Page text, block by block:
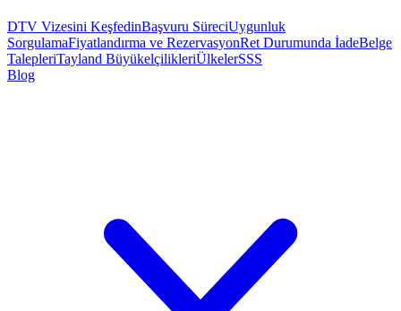
DTV Vizesini KeşfedinBaşvuru SüreciUygunluk
SorgulamaFiyatlandırma ve RezervasyonRet Durumunda İadeBelge
TalepleriTayland BüyükelçilikleriÜlkelerSSS
Blog